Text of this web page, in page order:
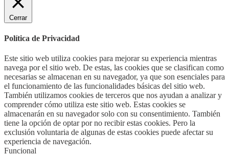
Cerrar
Política de Privacidad
Este sitio web utiliza cookies para mejorar su experiencia mientras
navega por el sitio web. De estas, las cookies que se clasifican como
necesarias se almacenan en su navegador, ya que son esenciales para
el funcionamiento de las funcionalidades básicas del sitio web.
También utilizamos cookies de terceros que nos ayudan a analizar y
comprender cómo utiliza este sitio web. Estas cookies se
almacenarán en su navegador solo con su consentimiento. También
tiene la opción de optar por no recibir estas cookies. Pero la
exclusión voluntaria de algunas de estas cookies puede afectar su
experiencia de navegación.
Funcional